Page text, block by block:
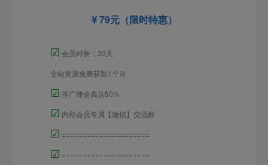
79元（限时特惠）
☑ 会员时长：30天
全站资源免费获取1个月
☑ 推广佣金高达50％
☑ 内部会员专属【微信】交流群
☑ =====================
☑ =====================